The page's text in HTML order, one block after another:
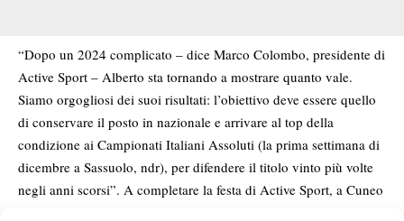
“Dopo un 2024 complicato – dice Marco Colombo, presidente di
Active Sport – Alberto sta tornando a mostrare quanto vale.
Siamo orgogliosi dei suoi risultati: l’obiettivo deve essere quello
di conservare il posto in nazionale e arrivare al top della
condizione ai Campionati Italiani Assoluti (la prima settimana di
dicembre a Sassuolo, ndr), per difendere il titolo vinto più volte
negli anni scorsi”. A completare la festa di Active Sport, a Cuneo